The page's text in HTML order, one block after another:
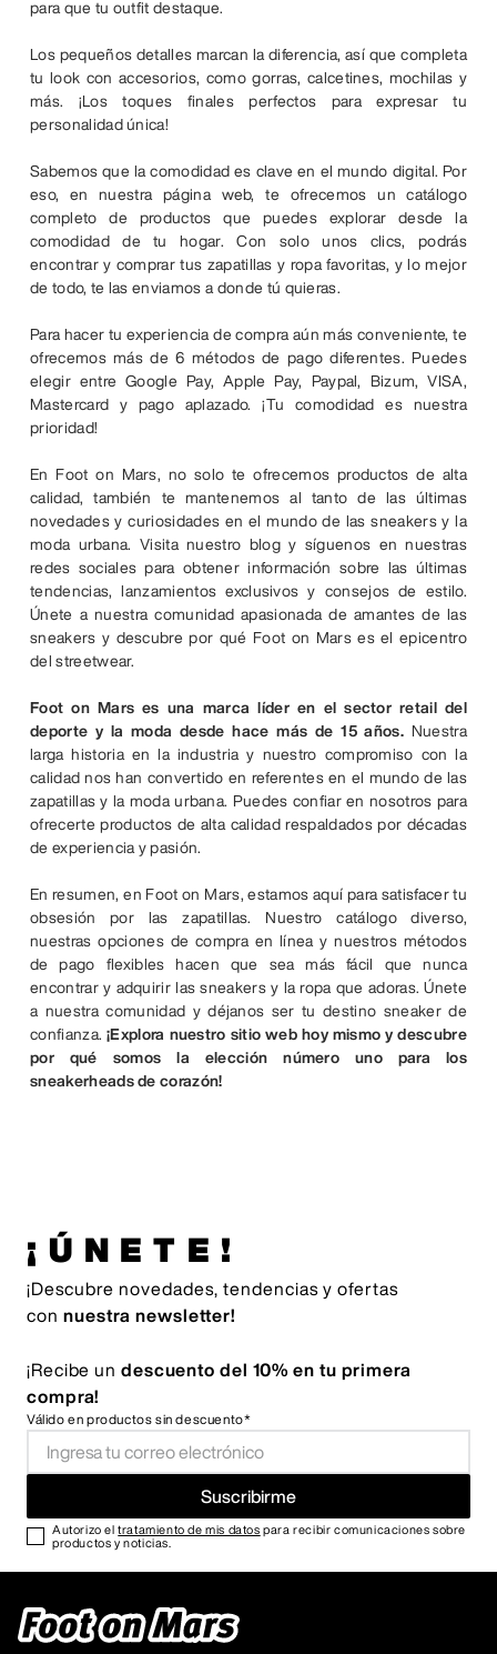
para que tu outfit destaque.
Los pequeños detalles marcan la diferencia, así que completa
tu look con accesorios, como gorras, calcetines, mochilas y
más. ¡Los toques finales perfectos para expresar tu
personalidad única!
Sabemos que la comodidad es clave en el mundo digital. Por
eso, en nuestra página web, te ofrecemos un catálogo
completo de productos que puedes explorar desde la
comodidad de tu hogar. Con solo unos clics, podrás
encontrar y comprar tus zapatillas y ropa favoritas, y lo mejor
de todo, te las enviamos a donde tú quieras.
Para hacer tu experiencia de compra aún más conveniente, te
ofrecemos más de 6 métodos de pago diferentes. Puedes
elegir entre Google Pay, Apple Pay, Paypal, Bizum, VISA,
Mastercard y pago aplazado. ¡Tu comodidad es nuestra
prioridad!
En Foot on Mars, no solo te ofrecemos productos de alta
calidad, también te mantenemos al tanto de las últimas
novedades y curiosidades en el mundo de las sneakers y la
moda urbana. Visita nuestro blog y síguenos en nuestras
redes sociales para obtener información sobre las últimas
tendencias, lanzamientos exclusivos y consejos de estilo.
Únete a nuestra comunidad apasionada de amantes de las
sneakers y descubre por qué Foot on Mars es el epicentro
del streetwear.
Foot on Mars es una marca líder en el sector retail del
deporte y la moda desde hace más de 15 años. Nuestra
larga historia en la industria y nuestro compromiso con la
calidad nos han convertido en referentes en el mundo de las
zapatillas y la moda urbana. Puedes confiar en nosotros para
ofrecerte productos de alta calidad respaldados por décadas
de experiencia y pasión.
En resumen, en Foot on Mars, estamos aquí para satisfacer tu
obsesión por las zapatillas. Nuestro catálogo diverso,
nuestras opciones de compra en línea y nuestros métodos
de pago flexibles hacen que sea más fácil que nunca
encontrar y adquirir las sneakers y la ropa que adoras. Únete
a nuestra comunidad y déjanos ser tu destino sneaker de
confianza.¡Explora nuestro sitio web hoy mismo y descubre
por qué somos la elección número uno para los
sneakerheads de corazón!
¡ÚNETE!
¡Descubre novedades, tendencias y ofertas
con nuestra newsletter!
¡Recibe un descuento del 10% en tu primera
compra!
Válido en productos sin descuento*
Suscribirme
Autorizo eltratamiento de mis datos para recibir comunicaciones sobre
productos y noticias.